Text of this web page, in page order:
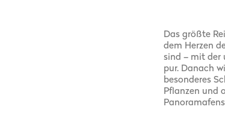
Das größte
dem Herzen
sind – mit der
pur. Danach
besonderes
Pflanzen und